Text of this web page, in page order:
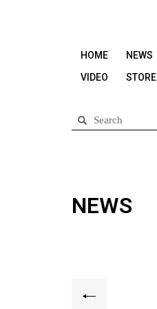
HOME NEWS
VIDEO
STORE
NEWS